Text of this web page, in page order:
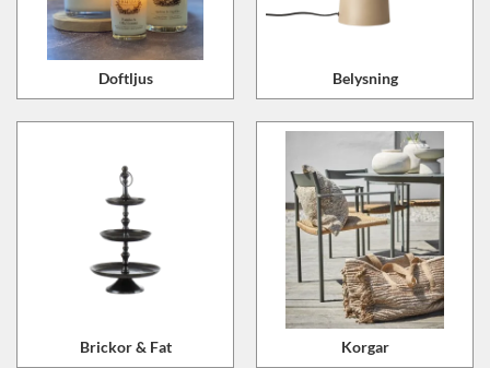
Doftljus Belysning
Brickor & Fat Korgar